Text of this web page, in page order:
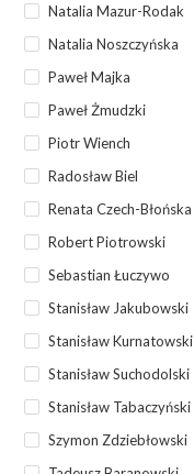
Natalia Mazur-Rodak
Natalia Noszczyńska
Paweł Majka
Paweł Żmudzki
Piotr Wiench
Radosław Biel
Renata Czech-Błońska
Robert Piotrowski
Sebastian Łuczywo
Stanisław Jakubowski
Stanisław Kurnatowski
Stanisław Suchodolski
Stanisław Tabaczyński
Szymon Zdziebłowski